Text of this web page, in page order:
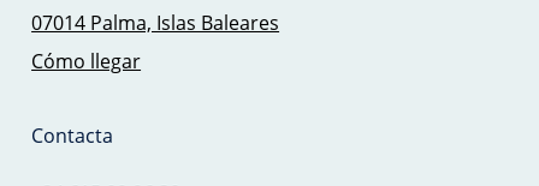
07014 Palma, Islas Baleares
Cómo llegar
Contacta